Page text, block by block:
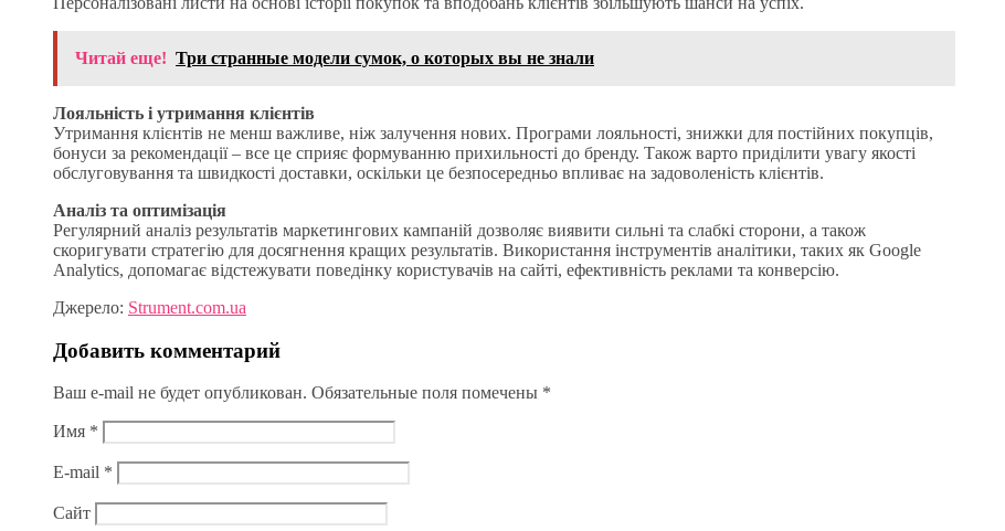
Читай еще! Три странные модели сумок, о которых вы не знали
Лояльність і утримання клієнтів
Утримання клієнтів не менш важливе, ніж залучення нових. Програми лояльності, знижки для постійних покупців,
бонуси за рекомендації – все це сприяє формуванню прихильності до бренду. Також варто приділити увагу якості
обслуговування та швидкості доставки, оскільки це безпосередньо впливає на задоволеність клієнтів.
Аналіз та оптимізація
Регулярний аналіз результатів маркетингових кампаній дозволяє виявити сильні та слабкі сторони, а також
скоригувати стратегію для досягнення кращих результатів. Використання інструментів аналітики, таких як Google
Analytics, допомагає відстежувати поведінку користувачів на сайті, ефективність реклами та конверсію.
Джерело: Strument.com.ua
Добавить комментарий
Ваш e-mail не будет опубликован. Обязательные поля помечены *
Имя *
E-mail *
Сайт